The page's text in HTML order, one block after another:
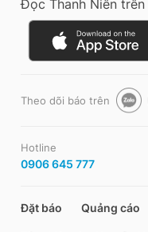
Đọc Thanh Niên
Theo dõi báo trên
Hotline
0906 645 777
Đặt báo Quảng cáo